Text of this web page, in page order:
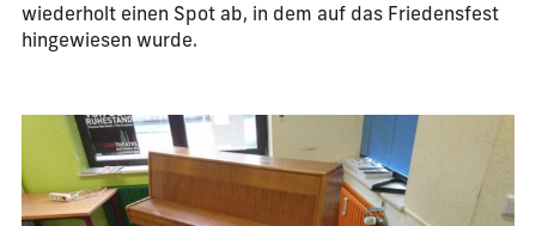
wiederholt einen Spot ab, in dem auf das Friedensfest
hingewiesen wurde.
La modification de la diapositive actuelle de ce